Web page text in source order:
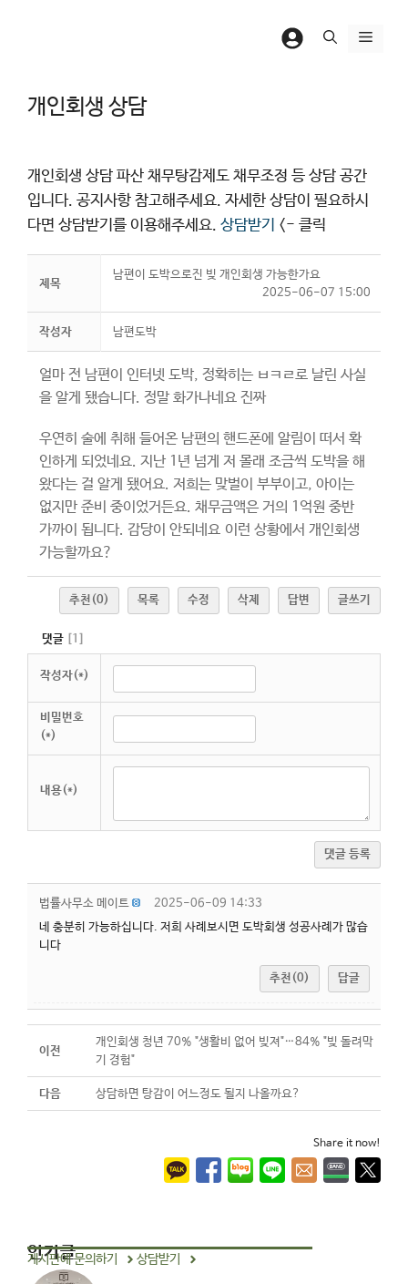
메
개인회생 상담
개인회생 상담 파산 채무탕감제도 채무조정 등 상담 공간
입니다. 공지사항 참고해주세요. 자세한 상담이 필요하시
다면 상담받기를 이용해주세요. 상담받기 <- 클릭
제목
남편이 도박으로진 빚 개인회생 가능한가요
2025-06-07 15:00
작성자 남편도박
얼마 전 남편이 인터넷 도박, 정확히는 ㅂㅋㄹ로 날린 사실
을 알게 됐습니다. 정말 화가나네요 진짜
우연히 술에 취해 들어온 남편의 핸드폰에 알림이 떠서 확
인하게 되었네요. 지난 1년 넘게 저 몰래 조금씩 도박을 해
왔다는 걸 알게 됐어요. 저희는 맞벌이 부부이고, 아이는
없지만 준비 중이었거든요. 채무금액은 거의 1억원 중반
가까이 됩니다. 감당이 안되네요 이런 상황에서 개인회생
가능할까요?
추천 (0) 목록 수정 삭제 답변 글쓰기
댓글 [1 ]
작성자(*)
비밀번호
(*)
내용(*)
댓글 등록
법률사무소 메이트
2025-06-09 14:33
네 충분히 가능하십니다. 저희 사례보시면 도박회생 성공사례가 많습
니다
추천(0) 답글
이전
개인회생 청년 70% "생활비 없어 빚져"…84% "빚 돌려막
기 경험"
다음 상담하면 탕감이 어느정도 될지 나올까요?
Share it now!
인기글
게시판에 문의하기 상담받기